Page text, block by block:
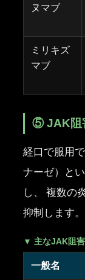
ヌマブ
ミリキズ
マブ
⑤ JAK阻
経口で服用
ナーゼ）と
し、 複数の
抑制します。
▼ 主なJAK阻
一般名